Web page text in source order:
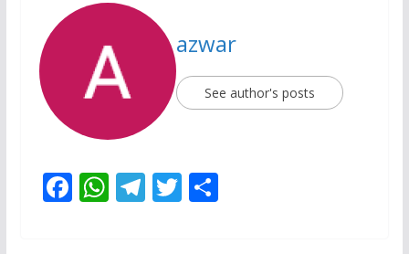
azwar
See author's posts
F W T T S